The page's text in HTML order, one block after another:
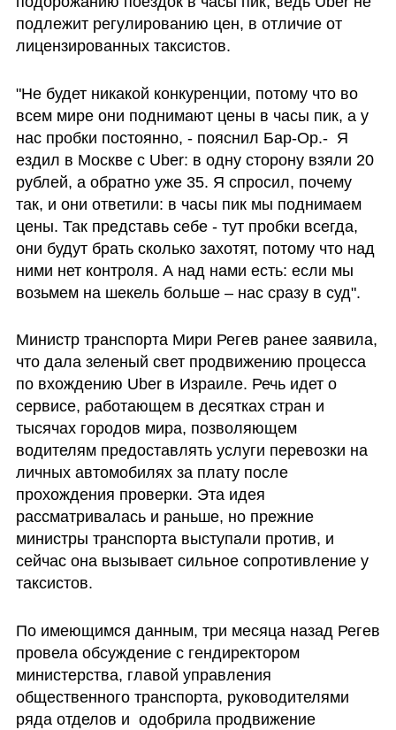
подлежит регулированию цен, в отличие от
лицензированных таксистов.
"Не будет никакой конкуренции, потому что во
всем мире они поднимают цены в часы пик, а у
нас пробки постоянно, - пояснил Бар-Ор.-  Я
ездил в Москве с Uber: в одну сторону взяли 20
рублей, а обратно уже 35. Я спросил, почему
так, и они ответили: в часы пик мы поднимаем
цены. Так представь себе - тут пробки всегда,
они будут брать сколько захотят, потому что над
ними нет контроля. А над нами есть: если мы
возьмем на шекель больше – нас сразу в суд".
Министр транспорта Мири Регев ранее заявила,
что дала зеленый свет продвижению процесса
по вхождению Uber в Израиле. Речь идет о
сервисе, работающем в десятках стран и
тысячах городов мира, позволяющем
водителям предоставлять услуги перевозки на
личных автомобилях за плату после
прохождения проверки. Эта идея
рассматривалась и раньше, но прежние
министры транспорта выступали против, и
сейчас она вызывает сильное сопротивление у
таксистов.
По имеющимся данным, три месяца назад Регев
провела обсуждение с гендиректором
министерства, главой управления
общественного транспорта, руководителями
ряда отделов и  одобрила продвижение